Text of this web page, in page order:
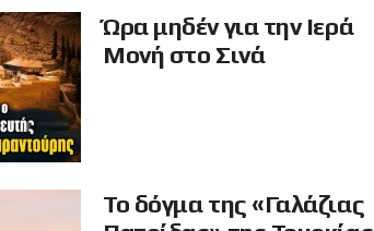
Ώρα μηδέν για την Ιερά
Μονή στο Σινά
Το δόγμα της «Γαλάζιας